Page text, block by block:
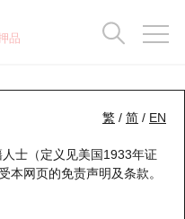
品
繁 / 简 / EN
士（定义见美国1933年证
本网页的免责声明及条款。
工商银行